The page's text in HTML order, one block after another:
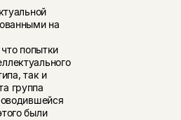
на
попытки
так и
группа
были